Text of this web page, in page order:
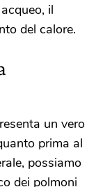
il
del calore.
un vero
prima al
possiamo
dei polmoni